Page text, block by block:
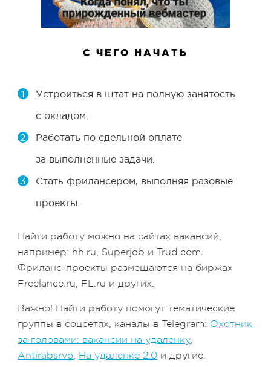
С ЧЕГО НАЧАТЬ
Устроиться в штат на полную занятость
с окладом.
Работать по сдельной оплате
за выполненные задачи.
Стать фрилансером, выполняя разовые
проекты.
Найти работу можно на сайтах вакансий,
например: hh.ru, Superjob и Trud.com.
Фриланс-проекты размещаются на биржах
Freelance.ru, FL.ru и других.
Важно! Найти работу помогут тематические
группы в соцсетях, каналы в Telegram: Охотник
за головами: вакансии на удаленку
Antirabsrvo На удаленке 2.0 и другие.